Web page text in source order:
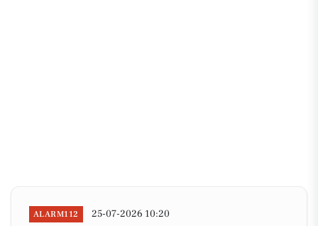
ALARM112 25-07-2026 10:20